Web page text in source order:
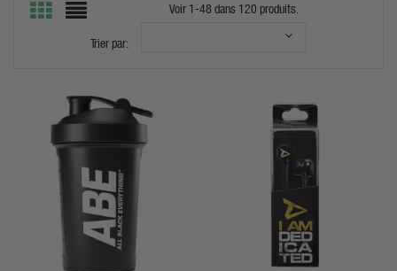
durant l'entraînement !
Le catalogue en ligne Urban-Nutri-Shop se remplit
que des vêtements de qualité qui durent dans le temps et qui
valent leur prix. Les vêtements de sportifs doivent être plus
résistant que la normal et c'est bien ce que nous pensons .
Voir 1-48 dans 120 produits.
Trier par:
APERÇU RAPIDE